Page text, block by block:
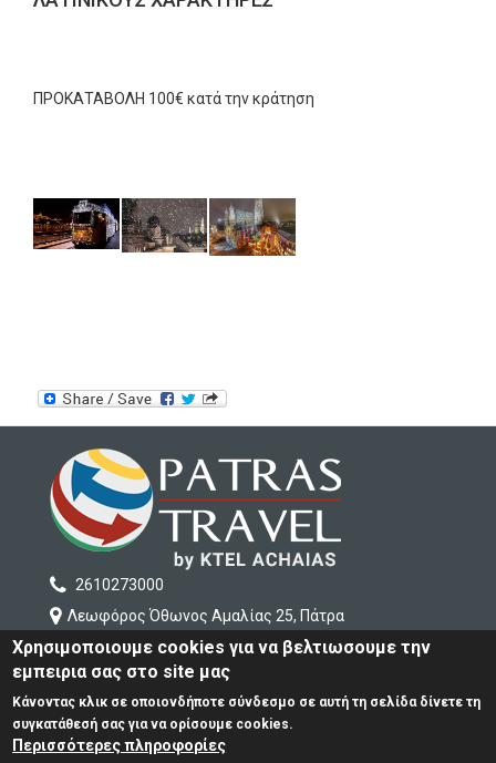
ΠΡΟΚΑΤΑΒΟΛΗ 100€ κατά την κράτηση
2610273000
Λεωφόρος Όθωνος Αμαλίας 25, Πάτρα
info@patras-travel.gr
ΕΤΑΙΡΕΙΑ
ΤΑΞΙΔΙΑ ΕΛΛΑΔΑ
Χρησιμοποιουμε cookies για να βελτιωσουμε την
εμπειρια σας στο site μας
Κάνοντας κλικ σε οποιονδήποτε σύνδεσμο σε αυτή τη σελίδα δίνετε τη
συγκατάθεσή σας για να ορίσουμε cookies.
Περισσότερες πληροφορίες